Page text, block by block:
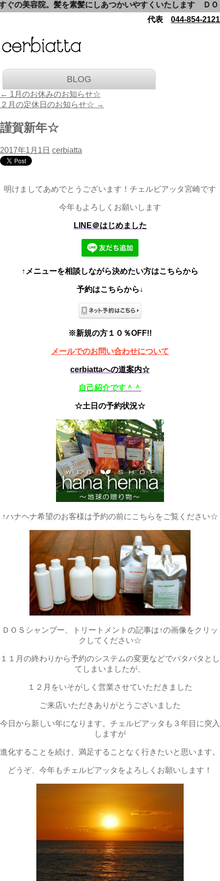
美容院。髪を素髪にしあつかいやすくいたします ＤＯＳ
代表 044-854-2121
BLOG
← 1月のお休みのお知らせ☆
２月の定休日のお知らせ☆ →
謹賀新年☆
2017年1月1日 cerbiatta
明けましてあめでとうございます！チェルビアッタ宮崎です
今年もよろしくお願いします
LINE＠はじめました
↑メニューを相談しながら決めたい方はこちらから
予約はこちらから↓
※新規の方１０％OFF!!
メールでのお問い合わせについて
cerbiattaへの道案内☆
自己紹介です＾＾
☆土日の予約状況☆
↑ハナヘナ希望のお客様は予約の前にこちらをご覧ください☆
ＤＯＳシャンプー、トリートメントの記事は↑の画像をクリッ
クしてください☆
１１月の終わりから予約のシステムの変更などでバタバタとし
てしまいましたが、
１２月をいそがしく営業させていただきました
ご来店いただきありがとうございました
今日から新しい年になります。チェルビアッタも３年目に突入
しますが
進化することを続け、満足することなく行きたいと思います。
どうぞ、今年もチェルビアッタをよろしくお願いします！